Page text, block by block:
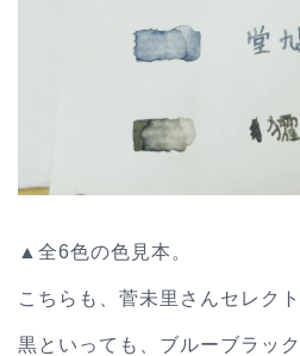
▲全6色の色見本。
こちらも、菅未里さんセレクト
黒といっても、ブルーブラッ